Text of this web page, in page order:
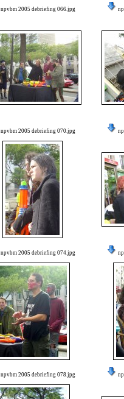
npvbm 2005 debriefing 066.jpg
npvbm 2005 debriefing 070.jpg
npvbm 2005 debriefing 074.jpg
npvbm 2005 debriefing 078.jpg